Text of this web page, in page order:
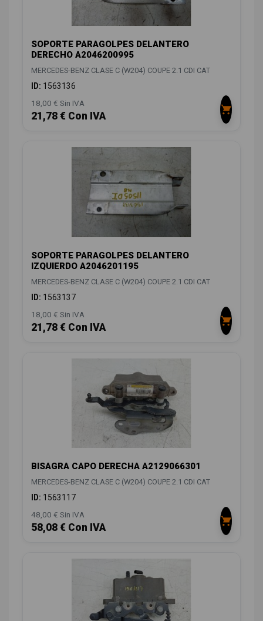
SOPORTE PARAGOLPES DELANTERO
DERECHO A2046200995
MERCEDES-BENZ CLASE C (W204) COUPE 2.1 CDI CAT
ID: 1563136
18,00 € Sin IVA
21,78 € Con IVA
SOPORTE PARAGOLPES DELANTERO
IZQUIERDO A2046201195
MERCEDES-BENZ CLASE C (W204) COUPE 2.1 CDI CAT
ID: 1563137
18,00 € Sin IVA
21,78 € Con IVA
BISAGRA CAPO DERECHA A2129066301
MERCEDES-BENZ CLASE C (W204) COUPE 2.1 CDI CAT
ID: 1563117
48,00 € Sin IVA
58,08 € Con IVA